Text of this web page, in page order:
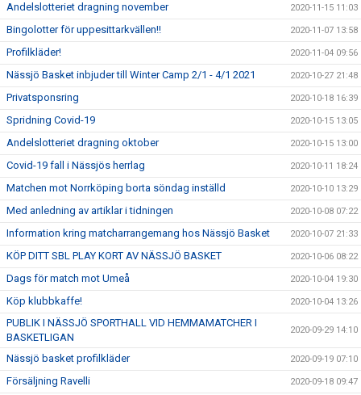
Andelslotteriet dragning november 2020-11-15 11:03
Bingolotter för uppesittarkvällen!! 2020-11-07 13:58
Profilkläder! 2020-11-04 09:56
Nässjö Basket inbjuder till Winter Camp 2/1 - 4/1 2021 2020-10-27 21:48
Privatsponsring 2020-10-18 16:39
Spridning Covid-19 2020-10-15 13:05
Andelslotteriet dragning oktober 2020-10-15 13:00
Covid-19 fall i Nässjös herrlag 2020-10-11 18:24
Matchen mot Norrköping borta söndag inställd 2020-10-10 13:29
Med anledning av artiklar i tidningen 2020-10-08 07:22
Information kring matcharrangemang hos Nässjö Basket 2020-10-07 21:33
KÖP DITT SBL PLAY KORT AV NÄSSJÖ BASKET 2020-10-06 08:22
Dags för match mot Umeå 2020-10-04 19:30
Köp klubbkaffe! 2020-10-04 13:26
PUBLIK I NÄSSJÖ SPORTHALL VID HEMMAMATCHER I
BASKETLIGAN
2020-09-29 14:10
Nässjö basket profilkläder 2020-09-19 07:10
Försäljning Ravelli 2020-09-18 09:47